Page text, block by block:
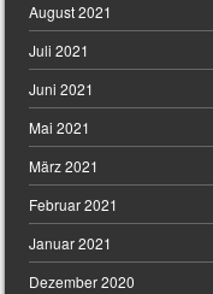
August 2021
Juli 2021
Juni 2021
Mai 2021
März 2021
Februar 2021
Januar 2021
Dezember 2020